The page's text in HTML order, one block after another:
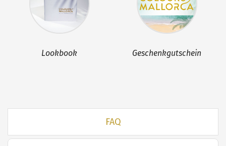
Lookbook Geschenkgutschein
FAQ